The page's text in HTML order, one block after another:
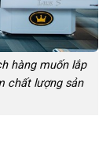
hàng muốn lắp
chất lượng sản